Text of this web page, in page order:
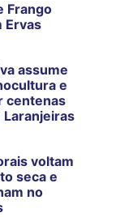
Frango
Ervas
assume
e
centenas
Laranjeiras
voltam
seca e
no